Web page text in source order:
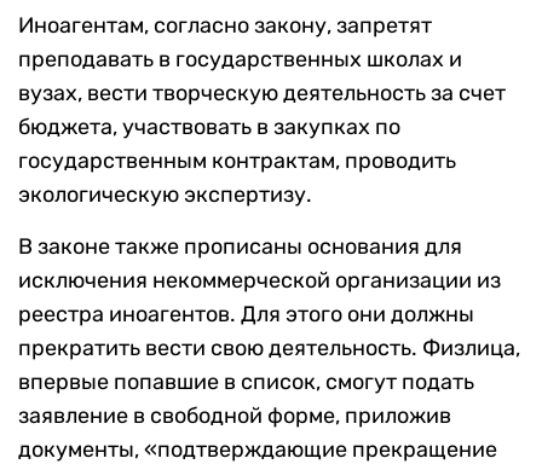
Иноагентам, согласно закону, запретят
преподавать в государственных школах и
вузах, вести творческую деятельность за счет
бюджета, участвовать в закупках по
государственным контрактам, проводить
экологическую экспертизу.
В законе также прописаны основания для
исключения некоммерческой организации из
реестра иноагентов. Для этого они должны
прекратить вести свою деятельность. Физлица,
впервые попавшие в список, смогут подать
заявление в свободной форме, приложив
документы, «подтверждающие прекращение